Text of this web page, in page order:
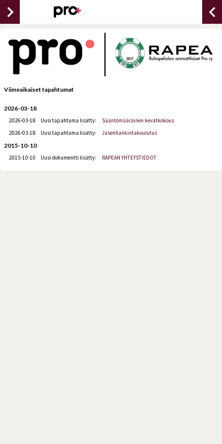
chevron_right chevron_left
Viimeaikaiset tapahtumat
2026-03-18
2026-03-18 Uusi tapahtuma lisätty:
Sääntömääräinen kevätkokous
2026-03-18
Uusi tapahtuma lisätty: Jäsenhankintakoulutus
2015-10-10
2015-10-10 Uusi dokumentti lisätty: RAPEAN YHTEYSTIEDOT